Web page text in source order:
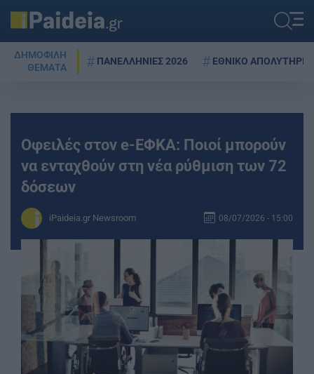
ΔΗΜΟΦΙΛΗ
ΘΕΜΑΤΑ
ΠΑΝΕΛΛΗΝΙΕΣ 2026 ΕΘΝΙΚΟ ΑΠΟΛΥΤΗΡΙΟ
Οφειλές στον e-ΕΦΚΑ: Ποιοί μπορούν
να ενταχθούν στη νέα ρύθμιση των 72
δόσεων
iPaideia.gr Newsroom 08/07/2026 - 15:00